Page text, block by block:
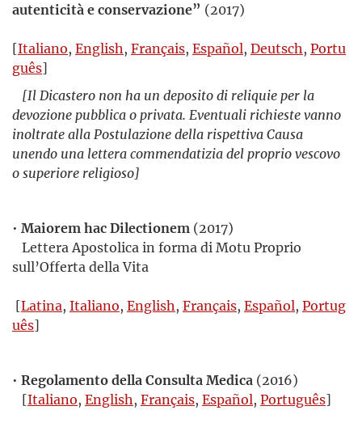
autenticità e conservazione” (2017)
[Italiano, English, Français, Español, Deutsch, Portu
guês]
[Il Dicastero non ha un deposito di reliquie per la
devozione pubblica o privata. Eventuali richieste vanno
inoltrate alla Postulazione della rispettiva Causa
unendo una lettera commendatizia del proprio vescovo
o superiore religioso]
• Maiorem hac Dilectionem (2017)
Lettera Apostolica in forma di Motu Proprio
sull’Offerta della Vita
[Latina, Italiano, English, Français, Español, Portug
uês]
• Regolamento della Consulta Medica (2016)
[Italiano, English, Français, Español, Português]